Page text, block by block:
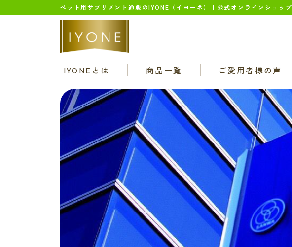
ペット用サプリメント通販のIYONE（イヨーネ） | 公式オンラインショップ
IYONEとは 商品一覧 ご愛用者様の声